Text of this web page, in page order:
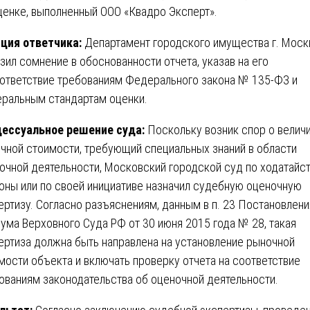
выполненный ООО «Квадро Эксперт».
ответчика: Департамент городского имущества г.
сомнение в обоснованности отчета, указав на его
требованиям Федерального закона № 135-ФЗ и
стандартам оценки.
решение суда: Поскольку возник спор о
стоимости, требующий специальных знаний в области
деятельности, Московский городской суд по
или по своей инициативе назначил судебную оценочную
Согласно разъяснениям, данным в п. 23
Верховного Суда РФ от 30 июня 2015 года № 28, такая
должна быть направлена на установление рыночной
объекта и включать проверку отчета на соответствие
законодательства об оценочной деятельности.